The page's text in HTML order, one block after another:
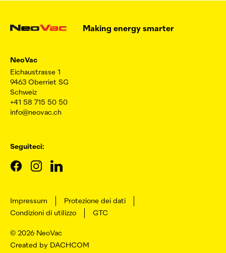
Making energy smarter
NeoVac
Eichaustrasse 1
9463 Oberriet SG
Schweiz
+41 58 715 50 50
info@neovac.ch
Seguiteci:
Impressum
Protezione dei dati
Condizioni di utilizzo
GTC
© 2026 NeoVac
Created by DACHCOM